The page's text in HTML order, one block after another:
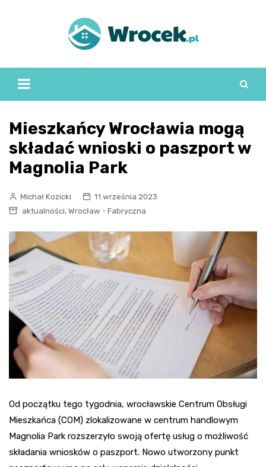
Mieszkańcy Wrocławia mogą
składać wnioski o paszport w
Magnolia Park
Michał Kozicki
11 września 2023
aktualności, Wrocław - Fabryczna
Od początku tego tygodnia, wrocławskie Centrum Obsługi
Mieszkańca (COM) zlokalizowane w centrum handlowym
Magnolia Park rozszerzyło swoją ofertę usług o możliwość
składania wniosków o paszport. Nowo utworzony punkt